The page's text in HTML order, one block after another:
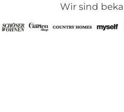
Wir sind